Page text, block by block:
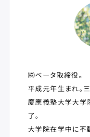
㈱ベータ取締役。
平成元年生まれ。
慶應義塾大学大学
了。
大学院在学中に不